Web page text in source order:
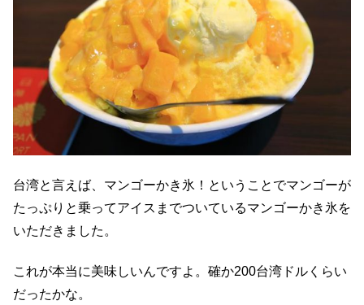
台湾と言えば、マンゴーかき氷！ということでマンゴーが
たっぷりと乗ってアイスまでついているマンゴーかき氷を
いただきました。
これが本当に美味しいんですよ。確か200台湾ドルくらい
だったかな。